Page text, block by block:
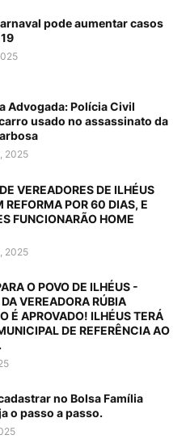
pode aumentar casos
Advogada: Polícia Civil
usado no assassinato da
2025
VEREADORES DE ILHÉUS
REFORMA POR 60 DIAS, E
FUNCIONARÃO HOME
2025
O POVO DE ILHÉUS -
VEREADORA RÚBIA
É APROVADO! ILHÉUS TERÁ
DE REFERÊNCIA AO
no Bolsa Família
o passo a passo.